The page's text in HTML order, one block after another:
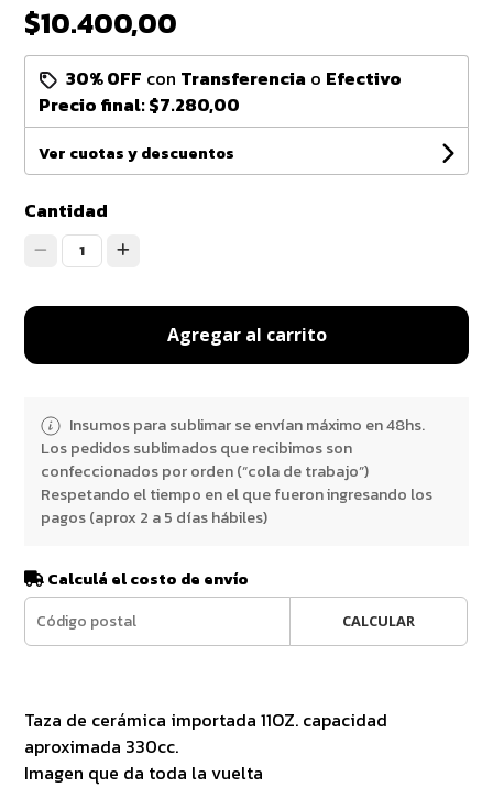
$10.400,00
30% OFF con Transferencia o Efectivo
Precio final:$7.280,00
Ver cuotas y descuentos
Cantidad
1
Agregar al carrito
Insumos para sublimar se envían máximo en 48hs.
Los pedidos sublimados que recibimos son
confeccionados por orden (“cola de trabajo”)
Respetando el tiempo en el que fueron ingresando los
pagos (aprox 2 a 5 días hábiles)
Calculá el costo de envío
CALCULAR
Taza de cerámica importada 11OZ. capacidad
aproximada 330cc.
Imagen que da toda la vuelta